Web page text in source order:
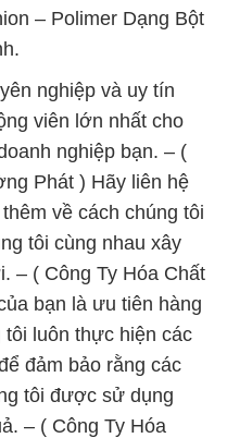
– Polimer Dạng Bột
nghiệp và uy tín
viên lớn nhất cho
nghiệp bạn. – (
Phát ) Hãy liên hệ
về cách chúng tôi
tôi cùng nhau xây
– ( Công Ty Hóa Chất
bạn là ưu tiên hàng
luôn thực hiện các
đảm bảo rằng các
tôi được sử dụng
– ( Công Ty Hóa